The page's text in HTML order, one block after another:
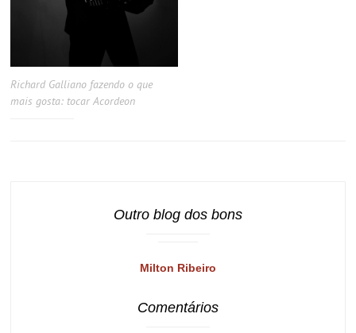
Richard Galliano fazendo o que
mais gosta: tocar Acordeon
Outro blog dos bons
Milton Ribeiro
Comentários